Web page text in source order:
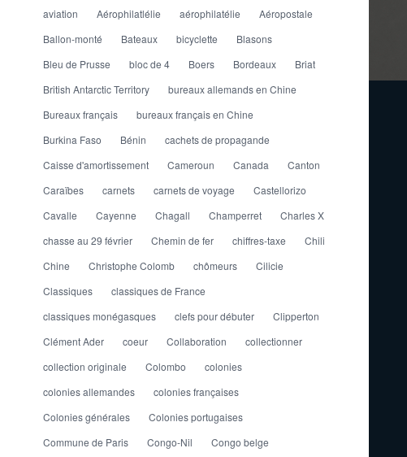
aviation
Aérophilatlélie aérophilatélie
Aéropostale
Ballon-monté
Bateaux bicyclette
Blasons
Bleu de Prusse
bloc de 4 Boers Bordeaux
Briat
British Antarctic Territory
bureaux allemands en Chine
Bureaux français
bureaux français en Chine
Burkina Faso
Bénin
cachets de propagande
Caisse d'amortissement
Cameroun Canada
Canton
Caraïbes
carnets carnets de voyage
Castellorizo
Cavalle
Cayenne Chagall Champerret
Charles X
chasse au 29 février
Chemin de fer chiffres-taxe
Chili
Chine
Christophe Colomb chômeurs
Cilicie
Classiques
classiques de France
classiques monégasques
clefs pour débuter
Clipperton
Clément Ader
coeur Collaboration
collectionner
collection originale
Colombo
colonies
colonies allemandes
colonies françaises
Colonies générales
Colonies portugaises
Commune de Paris
Congo-Nil
Congo belge